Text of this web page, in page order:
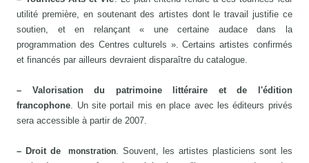
utilité première, en soutenant des artistes dont le travail justifie ce
soutien, et en relançant « une certaine audace dans la
programmation des Centres culturels ». Certains artistes confirmés
et financés par ailleurs devraient disparaître du catalogue.
– Valorisation du patrimoine littéraire et de l'édition
francophone . Un site portail mis en place avec les éditeurs privés
sera accessible à partir de 2007.
– Droit de monstration . Souvent, les artistes plasticiens sont les